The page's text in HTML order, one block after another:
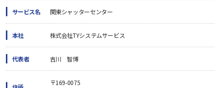
サービス名 関東シャッターセンター
本社 株式会社TYシステムサービス
代表者 吉川 智博
〒169-0075